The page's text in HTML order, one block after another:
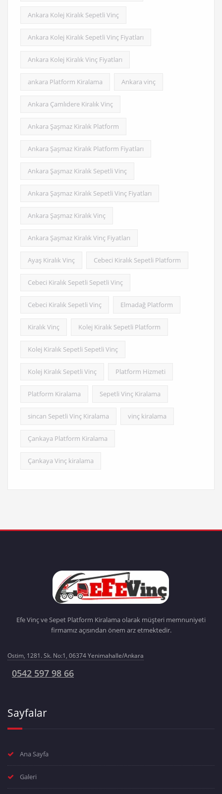
Ankara Kolej Kiralık Sepetli Vinç
Ankara Kolej Kiralık Sepetli Vinç Fiyatları
Ankara Kolej Kiralık Vinç Fiyatları
ankara Platform Kiralama Ankara vinç
Ankara Çamlıdere Kiralık Vinç
Ankara Şaşmaz Kiralık Platform
Ankara Şaşmaz Kiralık Platform Fiyatları
Ankara Şaşmaz Kiralık Sepetli Vinç
Ankara Şaşmaz Kiralık Sepetli Vinç Fiyatları
Ankara Şaşmaz Kiralık Vinç
Ankara Şaşmaz Kiralık Vinç Fiyatları
Ayaş Kiralık Vinç Cebeci Kiralık Sepetli Platform
Cebeci Kiralık Sepetli Sepetli Vinç
Cebeci Kiralık Sepetli Vinç Elmadağ Platform
Kiralık Vinç Kolej Kiralık Sepetli Platform
Kolej Kiralık Sepetli Sepetli Vinç
Kolej Kiralık Sepetli Vinç Platform Hizmeti
Platform Kiralama Sepetli Vinç Kiralama
sincan Sepetli Vinç Kiralama vinç kiralama
Çankaya Platform Kiralama
Çankaya Vinç kiralama
Efe Vinç ve Sepet Platform Kiralama olarak müşteri memnuniyeti
firmamız açısından önem arz etmektedir.
Ostim, 1281. Sk. No:1, 06374 Yenimahalle/Ankara
0542 597 98 66
Sayfalar
Ana Sayfa
Galeri